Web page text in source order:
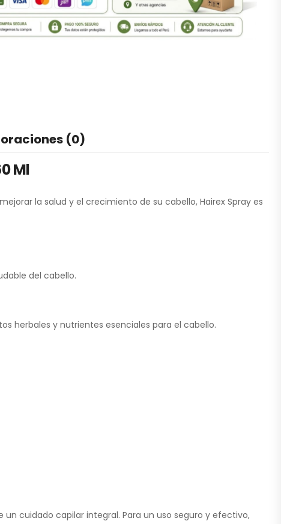
(0)
Ml
la salud y el crecimiento de su cabello, Hairex Spray es
del cabello.
herbales y nutrientes esenciales para el cabello.
cuidado capilar integral. Para un uso seguro y efectivo,